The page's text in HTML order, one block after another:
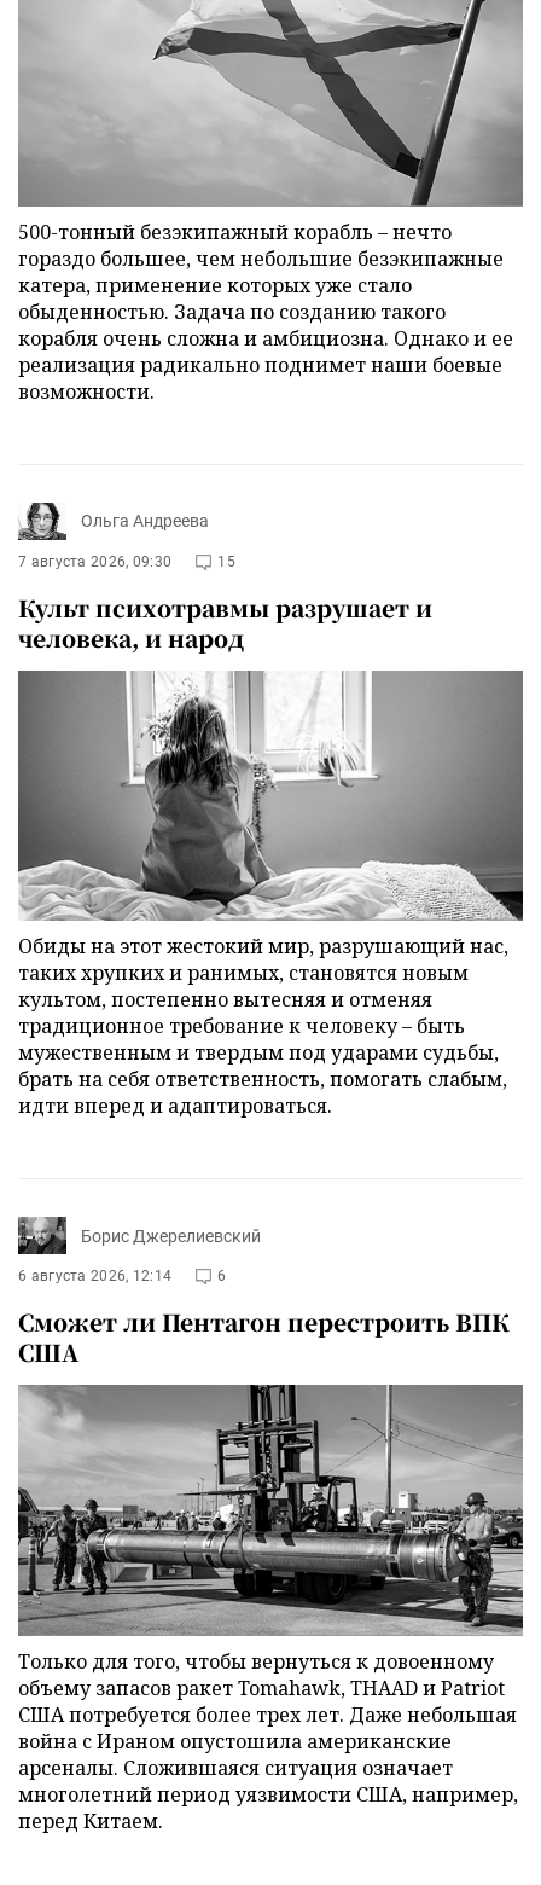
500-тонный безэкипажный корабль – нечто
гораздо большее, чем небольшие безэкипажные
катера, применение которых уже стало
обыденностью. Задача по созданию такого
корабля очень сложна и амбициозна. Однако и ее
реализация радикально поднимет наши боевые
возможности.
Ольга Андреева
7 августа 2026, 09:30 15
Культ психотравмы разрушает и
человека, и народ
Обиды на этот жестокий мир, разрушающий нас,
таких хрупких и ранимых, становятся новым
культом, постепенно вытесняя и отменяя
традиционное требование к человеку – быть
мужественным и твердым под ударами судьбы,
брать на себя ответственность, помогать слабым,
идти вперед и адаптироваться.
Борис Джерелиевский
6 августа 2026, 12:14 6
Сможет ли Пентагон перестроить ВПК
США
Только для того, чтобы вернуться к довоенному
объему запасов ракет Tomahawk, THAAD и Patriot
США потребуется более трех лет. Даже небольшая
война с Ираном опустошила американские
арсеналы. Сложившаяся ситуация означает
многолетний период уязвимости США, например,
перед Китаем.